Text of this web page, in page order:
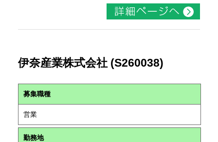
伊奈産業株式会社 (S260038)
募集職種
営業
勤務地